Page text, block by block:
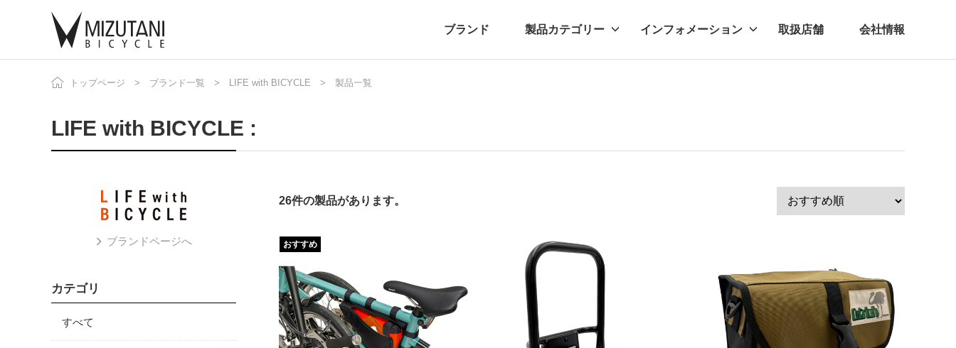
ブランド 製品カテゴリー
自転車
インフォメーション
ニュース
取扱店舗 会社情報
トップページ ブランド一覧 LIFE with BICYCLE 製品一覧
LIFE with BICYCLE :
26件の製品があります。
おすすめ
ブランドページへ
カテゴリ
すべて